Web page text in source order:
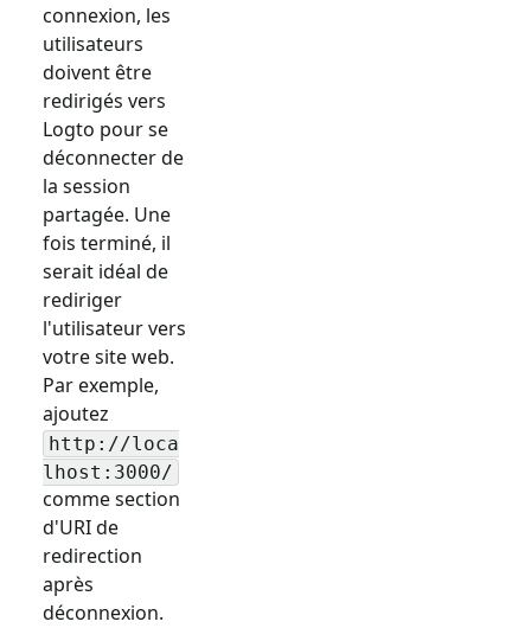
connexion, les
utilisateurs
doivent être
redirigés vers
Logto pour se
déconnecter de
la session
partagée. Une
fois terminé, il
serait idéal de
rediriger
l'utilisateur vers
votre site web.
Par exemple,
ajoutez
http://loca
lhost:3000/
comme section
d'URI de
redirection
après
déconnexion.